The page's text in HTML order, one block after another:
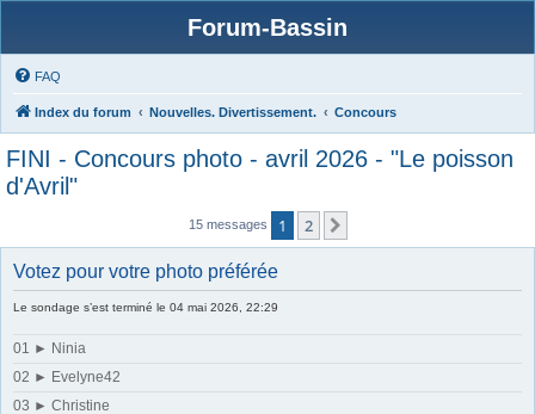
Forum-Bassin
FAQ
Index du forum Nouvelles. Divertissement. Concours
FINI - Concours photo - avril 2026 - "Le poisson
d'Avril"
15 messages 1 2
Votez pour votre photo préférée
Le sondage s’est terminé le 04 mai 2026, 22:29
01 ► Ninia
02 ► Evelyne42
03 ► Christine